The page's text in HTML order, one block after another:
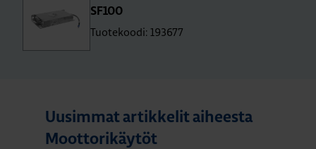
SF100
Tuotekoodi: 193677
Uusimmat artikkelit aiheesta
Moottorikäytöt